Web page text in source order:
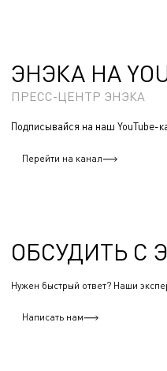
ЭНЭКА НА
ПРЕСС-ЦЕНТР ЭНЭКА
Подписывайся на наш YouTube-
Перейти на канал
ОБСУДИТЬ С
Нужен быстрый ответ? Наши
Написать нам